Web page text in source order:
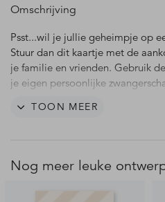
Omschrijving
Psst...wil je jullie geheimpje op
Stuur dan dit kaartje met de
je familie en vrienden. Gebruik
je eigen persoonlijke
TOON MEER
Nog meer leuke